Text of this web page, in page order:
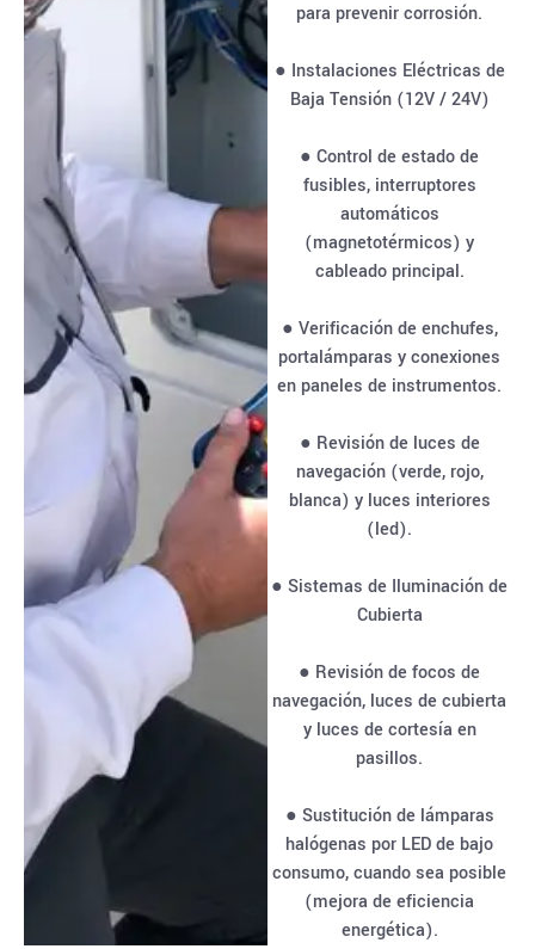
para prevenir corrosión.
● Instalaciones Eléctricas de
Baja Tensión (12V / 24V)
● Control de estado de
fusibles, interruptores
automáticos
(magnetotérmicos) y
cableado principal.
● Verificación de enchufes,
portalámparas y conexiones
en paneles de instrumentos.
● Revisión de luces de
navegación (verde, rojo,
blanca) y luces interiores
(led).
● Sistemas de Iluminación de
Cubierta
● Revisión de focos de
navegación, luces de cubierta
y luces de cortesía en
pasillos.
● Sustitución de lámparas
halógenas por LED de bajo
consumo, cuando sea posible
(mejora de eficiencia
energética).